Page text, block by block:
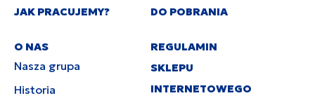
JAK PRACUJEMY?
O NAS
Nasza grupa
Historia
DO POBRANIA
REGULAMIN
SKLEPU
INTERNETOWEGO